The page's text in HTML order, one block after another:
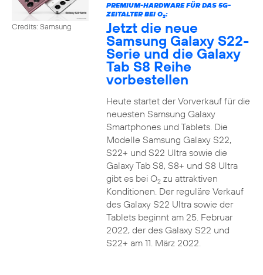
Credits: Samsung
PREMIUM-HARDWARE FÜR DAS 5G-
ZEITALTER BEI O2:
Jetzt die neue
Samsung Galaxy S22-
Serie und die Galaxy
Tab S8 Reihe
vorbestellen
Heute startet der Vorverkauf für die
neuesten Samsung Galaxy
Smartphones und Tablets. Die
Modelle Samsung Galaxy S22,
S22+ und S22 Ultra sowie die
Galaxy Tab S8, S8+ und S8 Ultra
gibt es bei O2zu attraktiven
Konditionen. Der reguläre Verkauf
des Galaxy S22 Ultra sowie der
Tablets beginnt am 25. Februar
2022, der des Galaxy S22 und
S22+ am 11. März 2022.